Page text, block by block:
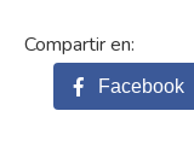
Facebook